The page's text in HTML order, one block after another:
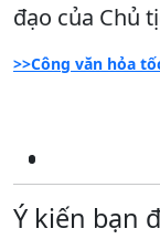
đạo của Chủ
>>Công văn hỏa
Ý kiến bạn